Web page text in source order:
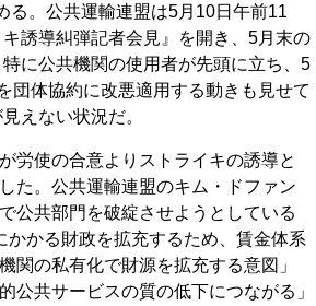
る。公共運輸連盟は5月10日午前11
誘導糾弾記者会見』を開き、5月末の
に公共機関の使用者が先頭に立ち、5
団体協約に改悪適用する動きも見せて
えない状況だ。
労使の合意よりストライキの誘導と
た。公共運輸連盟のキム・ドファン
公共部門を破綻させようとしている
かる財政を拡充するため、賃金体系
関の私有化で財源を拡充する意図」
公共サービスの質の低下につながる」